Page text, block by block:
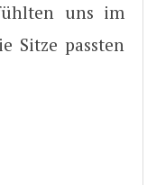
uns im
Sitze passten